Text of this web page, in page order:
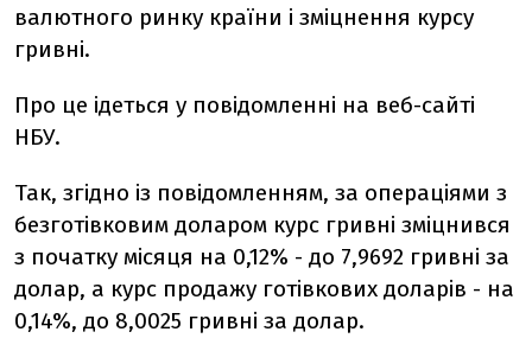
валютного ринку країни і зміцнення курсу
гривні.
Про це ідеться у повідомленні на веб-сайті
НБУ.
Так, згідно із повідомленням, за операціями з
безготівковим доларом курс гривні зміцнився
з початку місяця на 0,12% - до 7,9692 гривні за
долар, а курс продажу готівкових доларів - на
0,14%, до 8,0025 гривні за долар.